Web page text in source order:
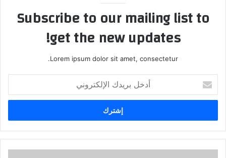
Subscribe to our mailing list to
get the new updates!
Lorem ipsum dolor sit amet, consectetur.
بريدك
الإلكتروني